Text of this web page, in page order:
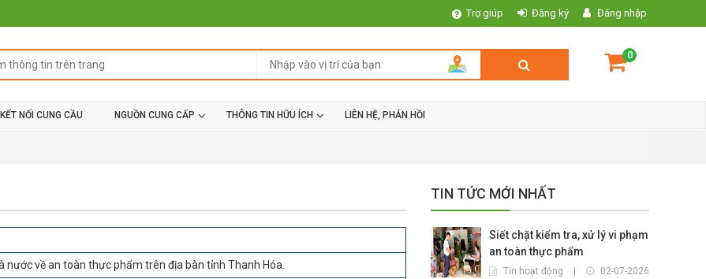
Trợ giúp Đăng ký Đăng nhập
0
KẾT NỐI CUNG CẦU NGUỒN CUNG CẤP THÔNG TIN HỮU ÍCH LIÊN HỆ, PHẢN HỒI
nước về an toàn thực phẩm trên địa bàn tỉnh Thanh Hóa.
TIN TỨC MỚI NHẤT
Siết chặt kiểm tra, xử lý vi phạm
an toàn thực phẩm
Tin hoạt động 02-07-2026